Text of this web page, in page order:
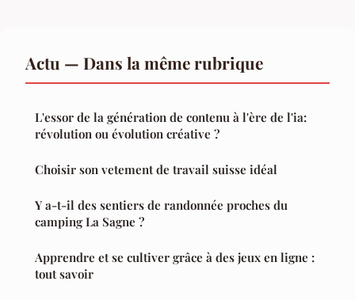
Actu — Dans la même rubrique
L'essor de la génération de contenu à l'ère de l'ia:
révolution ou évolution créative ?
Choisir son vetement de travail suisse idéal
Y a-t-il des sentiers de randonnée proches du
camping La Sagne ?
Apprendre et se cultiver grâce à des jeux en ligne :
tout savoir